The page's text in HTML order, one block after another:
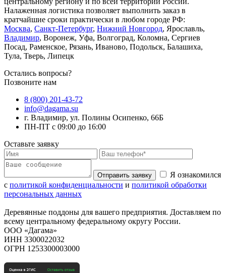
Налаженная логистика позволяет выполнить заказ в
кратчайшие сроки практически в любом городе РФ:
Москва, Санкт-Петербург, Нижний Новгород, Ярославль,
Владимир, Воронеж, Уфа, Волгоград, Коломна, Сергиев
Посад, Раменское, Рязань, Иваново, Подольск, Балашиха,
Тула, Тверь, Липецк
Остались вопросы?
Позвоните нам
8 (800) 201-43-72
info@dagama.su
г. Владимир, ул. Полины Осипенко, 66Б
ПН-ПТ с 09:00 до 16:00
Оставьте заявку
Отправить заявку
Я ознакомился
с политикой конфиденциальности и политикой обработки
персональных данных
Деревянные поддоны для вашего предприятия. Доставляем по
всему центральному федеральному округу России.
ООО «Дагама»
ИНН 3300022032
ОГРН 1253300003000